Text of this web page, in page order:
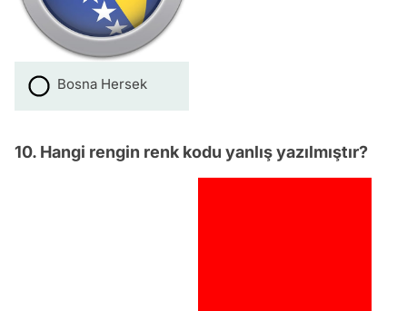
Bosna Hersek
10. Hangi rengin renk kodu yanlış yazılmıştır?